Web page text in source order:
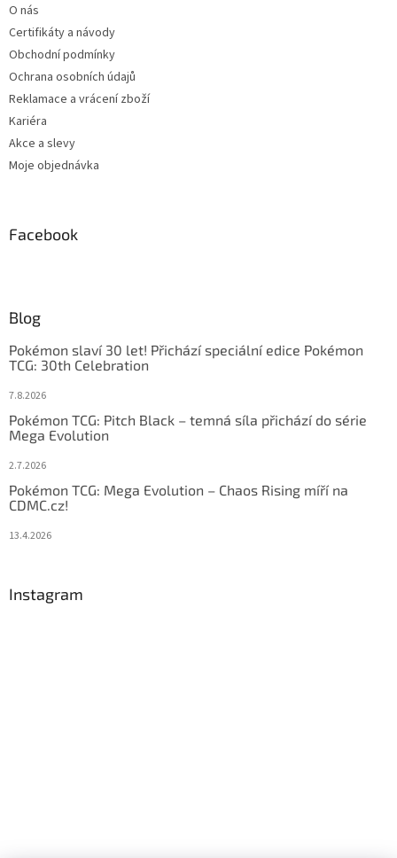
O nás
Certifikáty a návody
Obchodní podmínky
Ochrana osobních údajů
Reklamace a vrácení zboží
Kariéra
Akce a slevy
Moje objednávka
Facebook
Blog
Pokémon slaví 30 let! Přichází speciální edice Pokémon
TCG: 30th Celebration
7.8.2026
Pokémon TCG: Pitch Black – temná síla přichází do série
Mega Evolution
2.7.2026
Pokémon TCG: Mega Evolution – Chaos Rising míří na
CDMC.cz!
13.4.2026
Instagram